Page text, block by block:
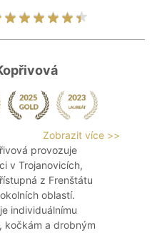
Zobrazit více >>
provozuje
v Trojanovicích,
z Frenštátu
oblastí.
individuálnímu
kočkám a drobným